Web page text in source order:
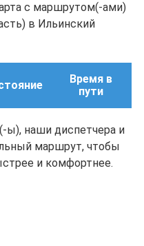
с маршрутом(-ами)
в Ильинский
Время в
пути
наши диспетчера и
маршрут, чтобы
и комфортнее.